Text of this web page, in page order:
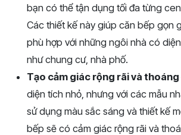
bạn có thể tận dụng tối đa từng
Các thiết kế này giúp căn bếp gọn
phù hợp với những ngôi nhà có
như chung cư, nhà phố.
Tạo cảm giác rộng rãi và
diện tích nhỏ, nhưng với các mẫu
sử dụng màu sắc sáng và thiết kế
bếp sẽ có cảm giác rộng rãi và